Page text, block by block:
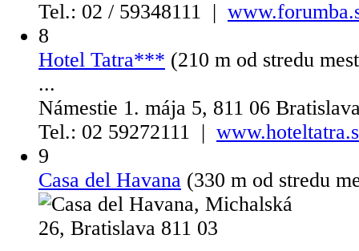
Tel.: 02 / 59348111 |
8
Hotel Tatra*** (210 m od stredu
...
Námestie 1. mája 5, 811 06
Tel.: 02 59272111 |
9
Casa del Havana (330 m od stredu